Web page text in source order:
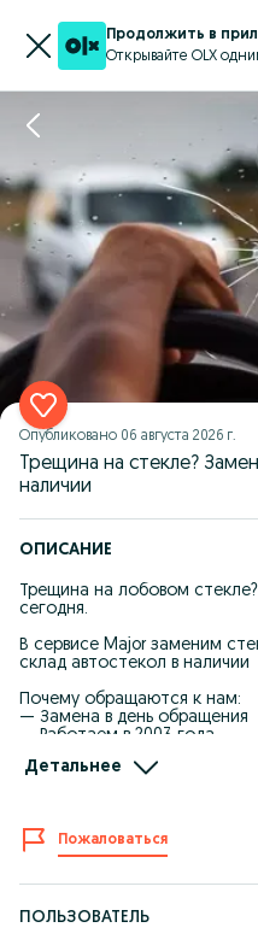
Продолжить в
Открывайте OLX
Опубликовано 06 августа 2026 г.
Трещина на стекле?
наличии
ОПИСАНИЕ
Трещина на лобовом
сегодня.
В сервисе Major заменим
склад автостекол в наличии
Почему обращаются к нам:
— Замена в день обращения
— Работаем в 2003 года
— Без протечек —
Наши адреса в Астане:
Левый берег — ул. Алматы 3/1
Правый берег — ул. Майлина
Напишите марку и год авто
Детальнее
Пожаловаться
ПОЛЬЗОВАТЕЛЬ